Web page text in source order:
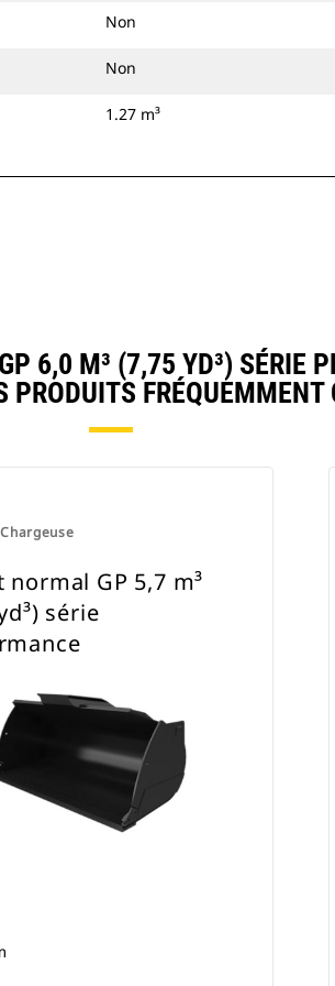
Non
Non
1.27 m³
6,0 M³ (7,75 YD³) SÉRIE
PRODUITS FRÉQUEMMENT
normal GP 5,7 m³
série